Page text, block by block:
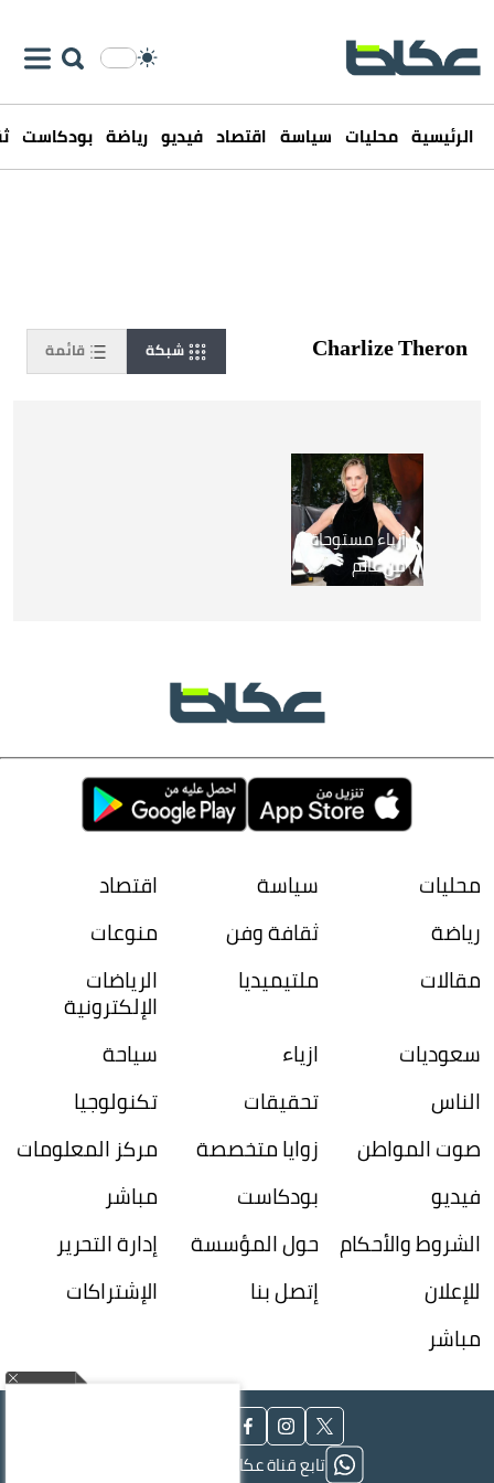
الرئيسية محليات سياسة اقتصاد فيديو رياضة بودكاست
Charlize Theron شبكة قائمة
أزياء مستوحاة
من عالم
الأوديسة في
محليات سياسة
اقتصاد
رياضة
ثقافة وفن
منوعات
مقالات
ملتيميديا الرياضات
الإلكترونية
سعوديات
ازياء
سياحة
الناس
تحقيقات
تكنولوجيا
صوت المواطن
زوايا متخصصة
مركز المعلومات
فيديو
بودكاست
مباشر
الشروط والأحكام حول المؤسسة
إدارة التحرير
للإعلان
إتصل بنا
الإشتراكات
مباشر
تابع قناة عكاظ على الواتساب